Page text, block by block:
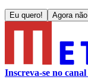
Eu quero! Agora não
Inscreva-se no canal